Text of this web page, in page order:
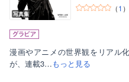
写真集
（1 ）
漫画やアニメの世界観をリアル
が、連載3…もっと見る